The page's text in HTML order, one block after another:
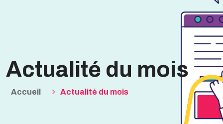
Actualité du mois
Accueil Actualité du mois